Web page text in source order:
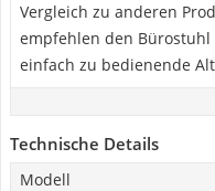
Vergleich zu anderen
empfehlen den
einfach zu bedienende
Technische Details
Modell